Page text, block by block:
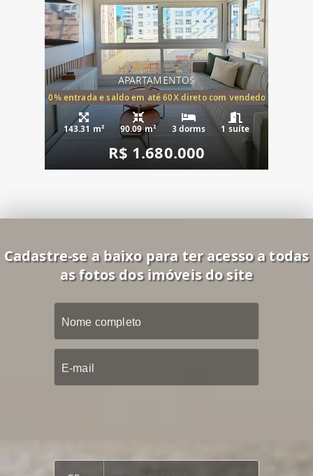
APARTAMENTOS
20% entrada e saldo em até 60X direto com vendedor
143.31 m² 90.09 m² 3 dorms 1 suíte
R$ 1.680.000
Cadastre-se a baixo para ter acesso a todas
as fotos dos imóveis do site